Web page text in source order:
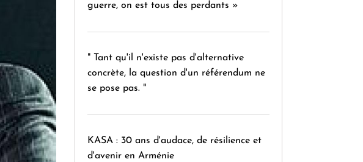
guerre, on est tous des perdants »
" Tant qu'il n'existe pas d'alternative
concrète, la question d'un référendum ne
se pose pas. "
KASA : 30 ans d'audace, de résilience et
d'avenir en Arménie